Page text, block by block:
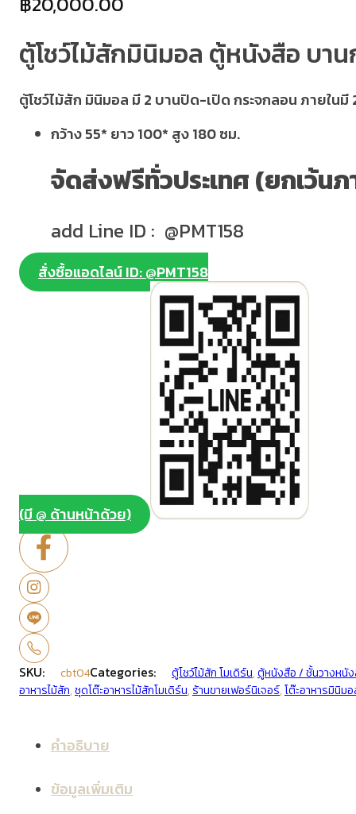
ตู้โชว์ไม้สักมินิมอล ตู้หนังสือ บาน
ตู้โชว์ไม้สัก มินิมอล มี 2 บานปิด-เปิด กระจกลอน ภายในมี
กว้าง 55* ยาว 100* สูง 180 ซม.
จัดส่งฟรีทั่วประเทศ (ยกเว้นภ
add Line ID : @PMT158
สั่งซื้อแอดไลน์ ID: @PMT158
(มี @ ด้านหน้าด้วย)
SKU: cbt04Categories: ตู้โชว์ไม้สัก โมเดิร์น,ตู้หนังสือ / ชั้นวางหนั
อาหารไม้สัก,ชุดโต๊ะอาหารไม้สักโมเดิร์น, ร้านขายเฟอร์นิเจอร์,โต๊ะอาหารมินิม
คำอธิบาย
ข้อมูลเพิ่มเติม